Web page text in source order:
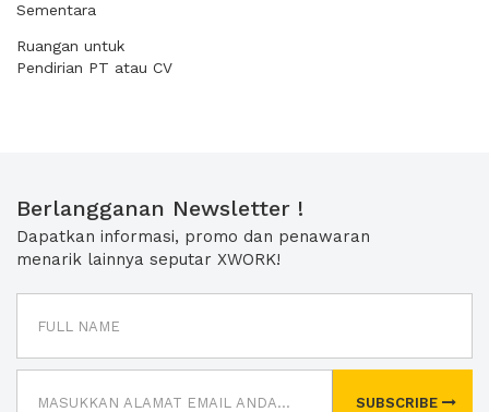
Sementara
Ruangan untuk
Pendirian PT atau CV
Berlangganan Newsletter !
Dapatkan informasi, promo dan penawaran
menarik lainnya seputar XWORK!
SUBSCRIBE